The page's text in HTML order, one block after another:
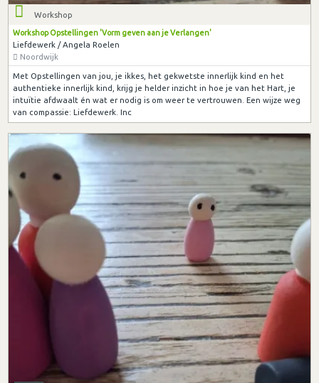
Workshop
Workshop Opstellingen 'Vorm geven aan je Verlangen'
Liefdewerk / Angela Roelen
Noordwijk
Met Opstellingen van jou, je ikkes, het gekwetste innerlijk kind en het
authentieke innerlijk kind, krijg je helder inzicht in hoe je van het Hart, je
intuïtie afdwaalt én wat er nodig is om weer te vertrouwen. Een wijze weg
van compassie: Liefdewerk. Inc